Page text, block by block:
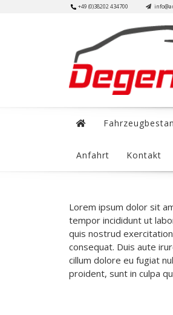
+49 (0)38202 434700
Anfahrt Kontakt
Lorem ipsum dolor sit
tempor incididunt ut
quis nostrud
consequat. Duis aute
cillum dolore eu fugiat
proident, sunt in culpa